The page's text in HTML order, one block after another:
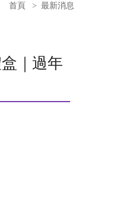
首頁 > 最新消息
｜過年